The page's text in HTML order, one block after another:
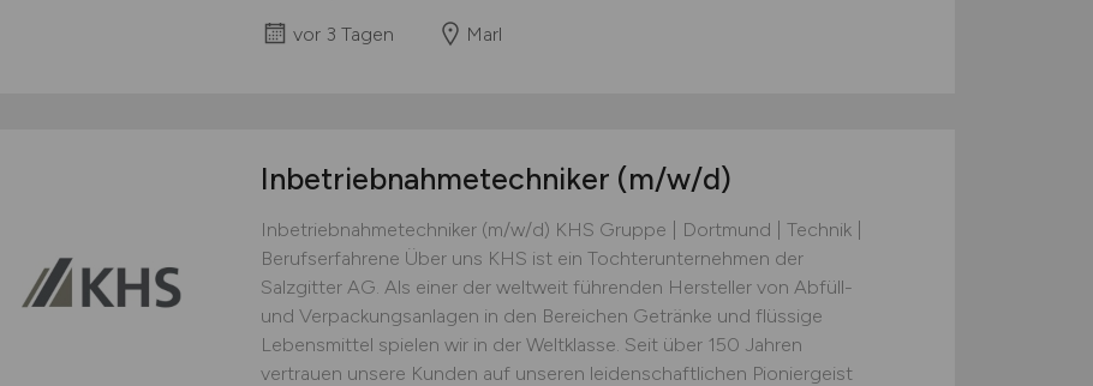
vor 3 Tagen Marl
Inbetriebnahmetechniker (m/w/d)
Inbetriebnahmetechniker (m/w/d) KHS Gruppe | Dortmund | Technik |
Berufserfahrene Über uns KHS ist ein Tochterunternehmen der
Salzgitter AG. Als einer der weltweit führenden Hersteller von Abfüll-
und Verpackungsanlagen in den Bereichen Getränke und flüssige
Lebensmittel spielen wir in der Weltklasse. Seit über 150 Jahren
vertrauen unsere Kunden auf unseren leidenschaftlichen Pioniergeist